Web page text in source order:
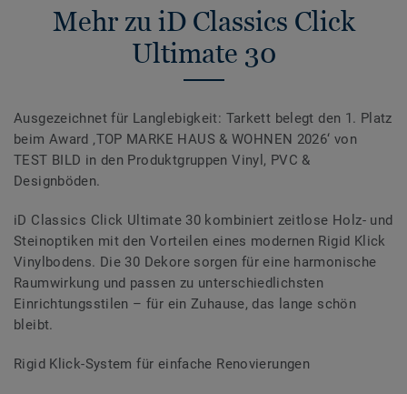
Mehr zu iD Classics Click
Ultimate 30
Ausgezeichnet für Langlebigkeit: Tarkett belegt den 1. Platz
beim Award ‚TOP MARKE HAUS & WOHNEN 2026‘ von
TEST BILD in den Produktgruppen Vinyl, PVC &
Designböden.
iD Classics Click Ultimate 30 kombiniert zeitlose Holz- und
Steinoptiken mit den Vorteilen eines modernen Rigid Klick
Vinylbodens. Die 30 Dekore sorgen für eine harmonische
Raumwirkung und passen zu unterschiedlichsten
Einrichtungsstilen – für ein Zuhause, das lange schön
bleibt.
Rigid Klick-System für einfache Renovierungen